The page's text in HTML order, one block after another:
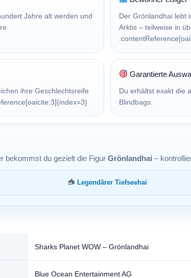
Jahre alt werden und
Der Grönlandhai lebt
Arktis – teilweise in
ihre Geschlechtsreife
Garantierte
Du erhältst exakt die
Blindbags.
bekommst du gezielt die Figur Grönlandhai –
Legendärer Tiefseehai
Sharks Planet WOW – Grönlandhai
Blue Ocean Entertainment AG